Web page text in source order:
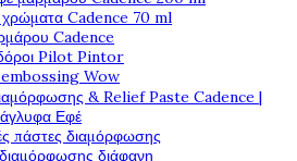
χρώματα Cadence 70 ml
Cadence
Pilot Pintor
embossing Wow
& Relief Paste Cadence |
Εφέ
πάστες διαμόρφωσης
διάφανη